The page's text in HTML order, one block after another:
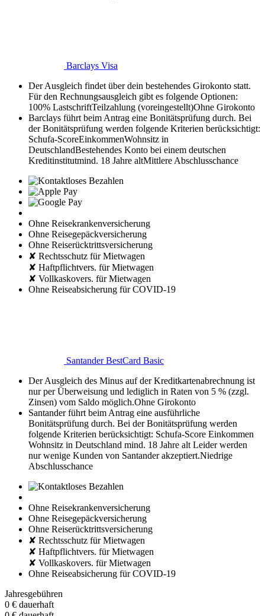
Barclays Visa
Der Ausgleich findet über dein bestehendes Girokonto statt.
Für den Rechnungsausgleich gibt es folgende Optionen:
100% LastschriftTeilzahlung (voreingestellt)Ohne Girokonto
Barclays führt beim Antrag eine Bonitätsprüfung durch. Bei
der Bonitätsprüfung werden folgende Kriterien berücksichtigt:
Schufa-ScoreEinkommenWohnsitz in
DeutschlandBestehendes Konto bei einem deutschen
Kreditinstitutmind. 18 Jahre altMittlere Abschlusschance
Ohne Reisekrankenversicherung
Ohne Reisegepäckversicherung
Ohne Reiserücktrittsversicherung
✘ Rechtsschutz für Mietwagen
✘ Haftpflichtvers. für Mietwagen
✘ Vollkaskovers. für Mietwagen
Ohne Reiseabsicherung für COVID-19
Santander BestCard Basic
Der Ausgleich des Minus auf der Kreditkartenabrechnung ist
nur per Überweisung und lediglich in Raten von 5 % (zzgl.
Zinsen) vom Saldo möglich.Ohne Girokonto
Santander führt beim Antrag eine ausführliche
Bonitätsprüfung durch. Bei der Bonitätsprüfung werden
folgende Kriterien berücksichtigt: Schufa-Score Einkommen
Wohnsitz in Deutschland mind. 18 Jahre alt Leider werden
nur wenige Kunden von Santander akzeptiert.Niedrige
Abschlusschance
Ohne Reisekrankenversicherung
Ohne Reisegepäckversicherung
Ohne Reiserücktrittsversicherung
✘ Rechtsschutz für Mietwagen
✘ Haftpflichtvers. für Mietwagen
✘ Vollkaskovers. für Mietwagen
Ohne Reiseabsicherung für COVID-19
Jahresgebühren
0 € dauerhaft